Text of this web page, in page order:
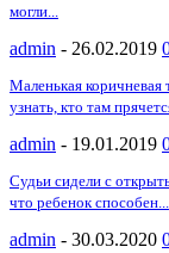
могли...
admin - 26.02.2019
Маленькая коричневая
узнать, кто там
admin - 19.01.2019
Судьи сидели с
что ребенок способен...
admin - 30.03.2020